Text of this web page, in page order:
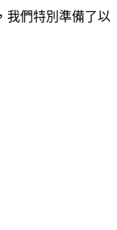
我們特別準備了以